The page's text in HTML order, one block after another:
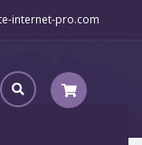
internet-pro.com